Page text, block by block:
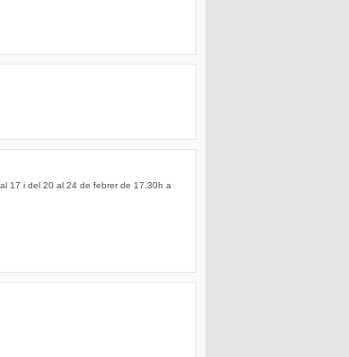
17 i del 20 al 24 de febrer de 17.30h a